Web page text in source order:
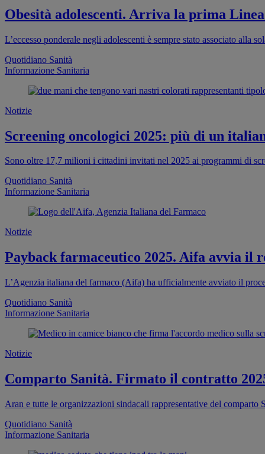
Obesità adolescenti. Arriva la prima
L’eccesso ponderale negli adolescenti è sempre stato associato
Quotidiano Sanità
Informazione Sanitaria
Notizie
Screening oncologici 2025: più di un
Sono oltre 17,7 milioni i cittadini invitati nel 2025 ai programmi di
Quotidiano Sanità
Informazione Sanitaria
Notizie
Payback farmaceutico 2025. Aifa avvia
L’Agenzia italiana del farmaco (Aifa) ha ufficialmente avviato il
Quotidiano Sanità
Informazione Sanitaria
Notizie
Comparto Sanità. Firmato il contratto
Aran e tutte le organizzazioni sindacali rappresentative del
Quotidiano Sanità
Informazione Sanitaria